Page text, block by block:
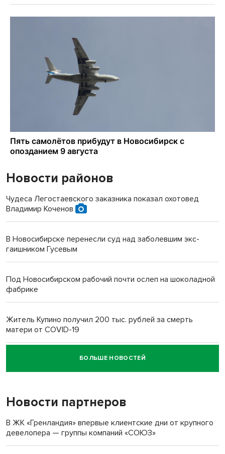
Новости районов
Чудеса Легостаевского заказника показал охотовед
Владимир Коченов
В Новосибирске перенесли суд над заболевшим экс-
гаишником Гусевым
Под Новосибирском рабочий почти ослеп на шоколадной
фабрике
Житель Купино получил 200 тыс. рублей за смерть
матери от COVID-19
Новосибирский суд наказал водителя за смерть
пенсионерки на вокзале
«Мы живём на пастбище!»: в новосибирском селе лошади
терроризируют жителей
Инвалид получил условный срок за избиение врачей
БОЛЬШЕ НОВОСТЕЙ
Новости партнеров
В ЖК «Гренландия» впервые клиентские дни от крупного
девелопера — группы компаний «СОЮЗ»